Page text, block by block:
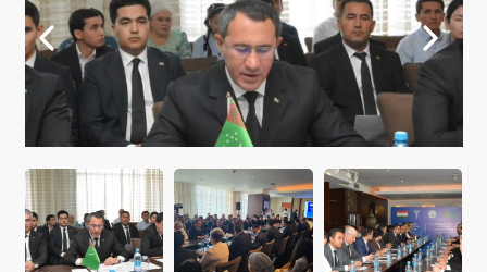
МИД
КОНТАКТНЫЕ ДАННЫЕ